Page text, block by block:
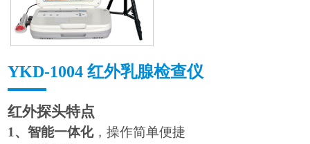
YKD-1004 红外乳腺检查仪
红外探头特点
1、智能一体化，操作简单便捷